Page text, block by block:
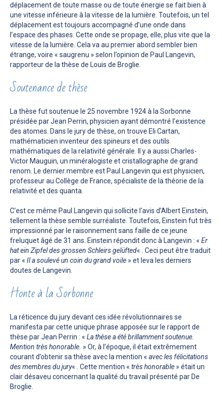
déplacement de toute masse ou de toute énergie se fait bien à
une vitesse inférieure à la vitesse de la lumière. Toutefois, un tel
déplacement est toujours accompagné d’une onde dans
l’espace des phases. Cette onde se propage, elle, plus vite que la
vitesse de la lumière. Cela va au premier abord sembler bien
étrange, voire « saugrenu » selon l’opinion de Paul Langevin,
rapporteur de la thèse de Louis de Broglie.
Soutenance de thèse
La thèse fut soutenue le 25 novembre 1924 à la Sorbonne
présidée par Jean Perrin, physicien ayant démontré l’existence
des atomes. Dans le jury de thèse, on trouve Eli Cartan,
mathématicien inventeur des spineurs et des outils
mathématiques de la relativité générale. Il y a aussi Charles-
Victor Mauguin, un minéralogiste et cristallographe de grand
renom. Le dernier membre est Paul Langevin qui est physicien,
professeur au Collège de France, spécialiste de la théorie de la
relativité et des quanta.
C’est ce même Paul Langevin qui sollicite l’avis d’Albert Einstein,
tellement la thèse semble surréaliste. Toutefois, Einstein fut très
impressionné par le raisonnement sans faille de ce jeune
freluquet âgé de 31 ans. Einstein répondit donc à Langevin : « Er
hat ein Zipfel des grossen Schleirs gelüfted« . Ceci peut être traduit
par « Il a soulevé un coin du grand voile » et leva les derniers
doutes de Langevin.
Honte à la Sorbonne
La réticence du jury devant ces idée révolutionnaires se
manifesta par cette unique phrase apposée sur le rapport de
thèse par Jean Perrin : « La thèse a été brillamment soutenue.
Mention très honorable. » Or, à l’époque, il était extrêmement
courant d’obtenir sa thèse avec la mention « avec les félicitations
des membres du jury« . Cette mention « très honorable » était un
clair désaveu concernant la qualité du travail présenté par De
Broglie.